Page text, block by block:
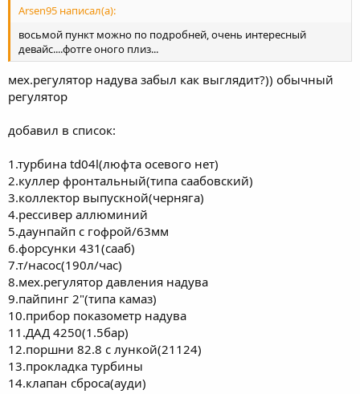
Arsen95 написал(а):
восьмой пункт можно по подробней, очень интересный
девайс....фотге оного плиз...
мех.регулятор надува забыл как выглядит?)) обычный
регулятор
добавил в список:
1.турбина td04l(люфта осевого нет)
2.куллер фронтальный(типа саабовский)
3.коллектор выпускной(черняга)
4.рессивер аллюминий
5.даунпайп с гофрой/63мм
6.форсунки 431(сааб)
7.т/насос(190л/час)
8.мех.регулятор давления надува
9.пайпинг 2"(типа камаз)
10.прибор показометр надува
11.ДАД 4250(1.5бар)
12.поршни 82.8 с лункой(21124)
13.прокладка турбины
14.клапан сброса(ауди)